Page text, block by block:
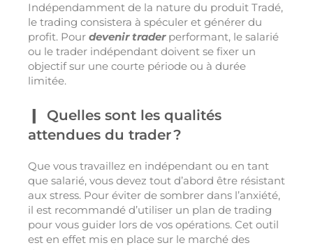
Indépendamment de la nature du produit Tradé,
le trading consistera à spéculer et générer du
profit. Pour devenir traderperformant, le salarié
ou le trader indépendant doivent se fixer un
objectif sur une courte période ou à durée
limitée.
Quelles sont les qualités
attendues du trader ?
Que vous travaillez en indépendant ou en tant
que salarié, vous devez tout d’abord être résistant
aux stress. Pour éviter de sombrer dans l’anxiété,
il est recommandé d’utiliser un plan de trading
pour vous guider lors de vos opérations. Cet outil
est en effet mis en place sur le marché des